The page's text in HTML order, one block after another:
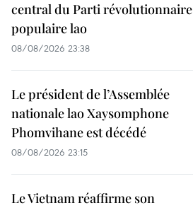
central du Parti révolutionnaire
populaire lao
08/08/2026 23:38
Le président de l’Assemblée
nationale lao Xaysomphone
Phomvihane est décédé
08/08/2026 23:15
Le Vietnam réaffirme son